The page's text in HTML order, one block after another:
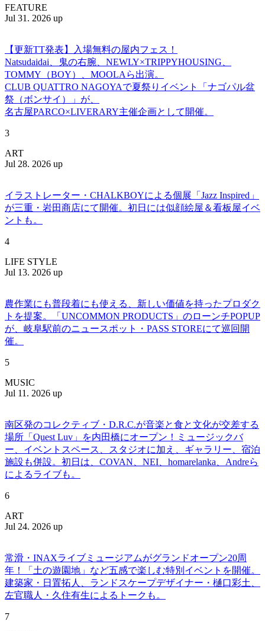
FEATURE
Jul 31. 2026 up
【更新TT発表】入場無料の屋内フェス！
Natsudaidai、鬼の右腕、NEWLY×TRIPPYHOUSING、
TOMMY（BOY）、MOOLAら出演。
CLUB QUATTRO NAGOYAで夏祭りイベント「ナゴパル盆
祭（ボンサイ）」が、
名古屋PARCO×LIVERARY主催企画として開催。
3
ART
Jul 28. 2026 up
イラストレーター・CHALKBOYによる個展「Jazz Inspired」
が三重・岩田商店にて開催。初日には似顔絵屋＆看板屋イベ
ントも。
4
LIFE STYLE
Jul 13. 2026 up
農作業にも普段着にも使える、新しい価値を持ったプロダク
トを提案。「UNCOMMON PRODUCTS」のローンチPOPUP
が、岐阜駅前のニュースポット・PASS STOREにて巡回開
催。
5
MUSIC
Jul 11. 2026 up
南区発のコレクティブ・D.R.C.が⾳楽と⾷と⽂化が交差する
場所「Quest Luv」を内田橋にオープン！ミュージックバ
ー、イベントスペース、スタジオに加え、ギャラリー、宿泊
施設も併設。初日は、COVAN、NEI、homarelanka、Andreら
によるライブも。
6
ART
Jul 24. 2026 up
常滑・INAXライブミュージアムがグランドオープン20周
年！「土の遊園地」など五感で楽しむ特別イベントを開催。
建築家・日置拓人、ランドスケープデザイナー・樋口彩土、
左官職人・久住有生によるトークも。
7